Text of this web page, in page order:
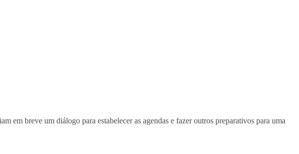
em breve um diálogo para estabelecer as agendas e fazer outros preparativos para uma